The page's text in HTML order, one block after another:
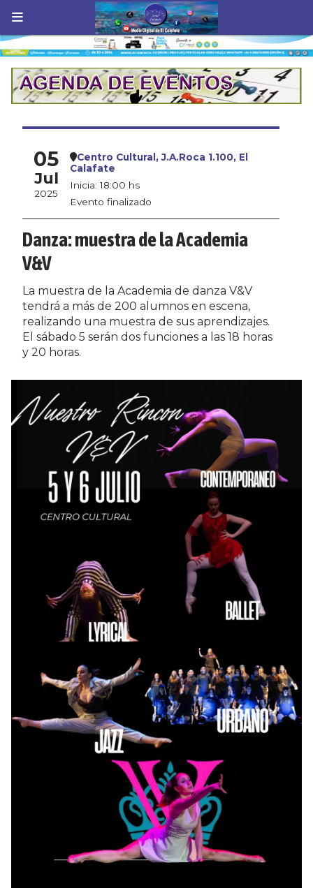
Danza: muestra de la Academia
V&V
La muestra de la Academia de danza V&V
tendrá a más de 200 alumnos en escena,
realizando una muestra de sus aprendizajes.
El sábado 5 serán dos funciones a las 18 horas
y 20 horas.
05
Jul
2025
Centro Cultural, J.A.Roca 1.100, El
Calafate
Inicia: 18:00 hs
Evento finalizado